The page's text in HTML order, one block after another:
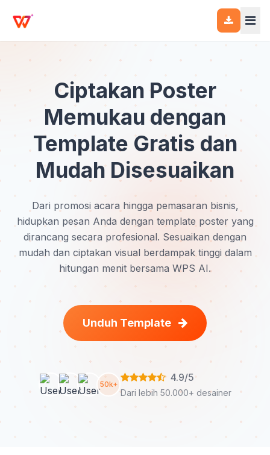
Ciptakan Poster
Memukau dengan
Template Gratis dan
Mudah Disesuaikan
Dari promosi acara hingga pemasaran bisnis,
hidupkan pesan Anda dengan template poster yang
dirancang secara profesional. Sesuaikan dengan
mudah dan ciptakan visual berdampak tinggi dalam
hitungan menit bersama WPS AI.
Unduh Template
50k+
4.9/5
Dari lebih 50.000+ desainer